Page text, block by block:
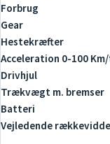
Forbrug
Gear
Hestekræfter
Acceleration 0-100
Drivhjul
Trækvægt m. bremser
Batteri
Vejledende rækkevidde